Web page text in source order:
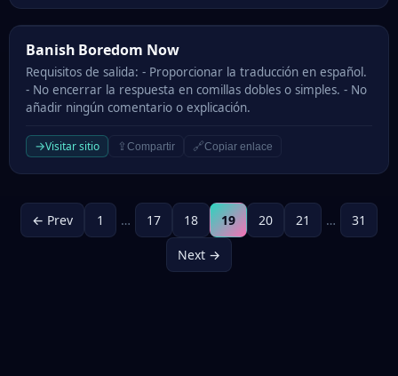
Banish Boredom Now
Banish Boredom Now
Requisitos de salida: - Proporcionar la traducción en español.
- No encerrar la respuesta en comillas dobles o simples. - No
añadir ningún comentario o explicación.
→Visitar sitio ⇪ Compartir 🔗Copiar enlace
← Prev 1 … 17 18 19 20 21 … 31
Next →